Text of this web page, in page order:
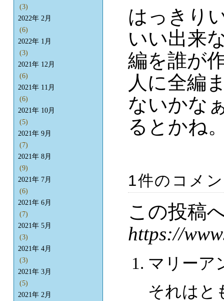
はっきり
いい出来
編を誰が
人に全編
ないかな
るとかね
1件のコメ
この投稿
https://
マリーア
それはと
(3)
2022年 2月
(6)
2022年 1月
(3)
2021年 12月
(6)
2021年 11月
(6)
2021年 10月
(5)
2021年 9月
(7)
2021年 8月
(9)
2021年 7月
(6)
2021年 6月
(7)
2021年 5月
(3)
2021年 4月
(3)
2021年 3月
(5)
2021年 2月